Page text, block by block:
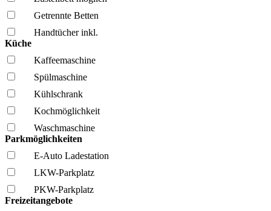
Getrennte Betten
Handtücher inkl.
Küche
Kaffee­maschine
Spül­maschine
Kühl­schrank
Kochmöglich­keit
Wasch­maschine
Parkmöglichkeiten
E-Auto Ladestation
LKW-Parkplatz
PKW-Parkplatz
Freizeitangebote